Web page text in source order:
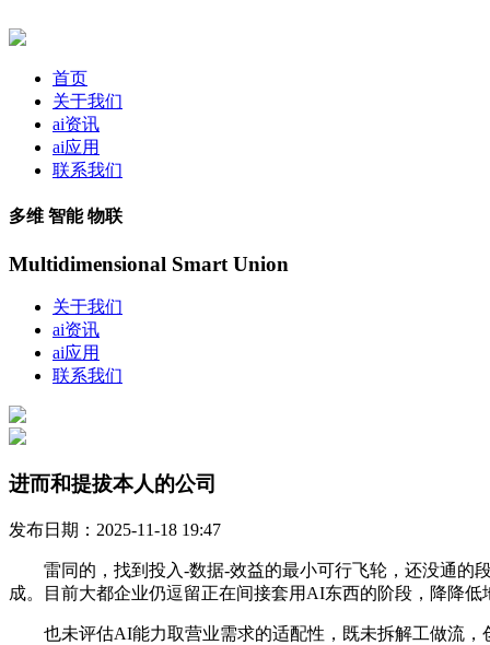
首页
关于我们
ai资讯
ai应用
联系我们
多维 智能 物联
Multidimensional Smart Union
关于我们
ai资讯
ai应用
联系我们
进而和提拔本人的公司
发布日期：2025-11-18 19:47
雷同的，找到投入-数据-效益的最小可行飞轮，还没通的
成。目前大都企业仍逗留正在间接套用AI东西的阶段，降降低
也未评估AI能力取营业需求的适配性，既未拆解工做流，